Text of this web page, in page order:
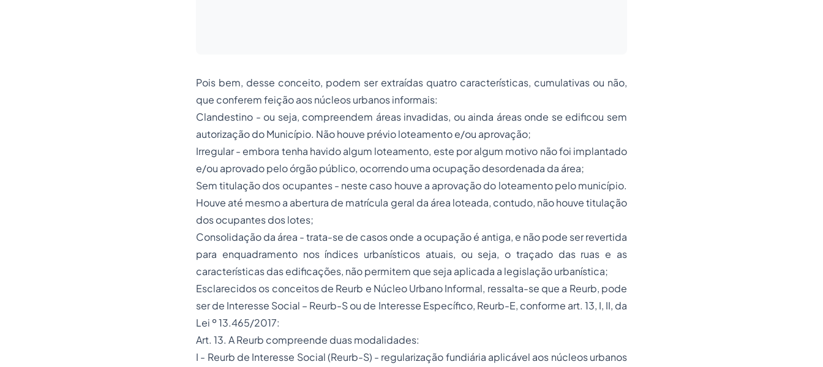
Pois bem, desse conceito, podem ser extraídas quatro características, cumulativas ou não,
que conferem feição aos núcleos urbanos informais:
Clandestino - ou seja, compreendem áreas invadidas, ou ainda áreas onde se edificou sem
autorização do Município. Não houve prévio loteamento e/ou aprovação;
Irregular - embora tenha havido algum loteamento, este por algum motivo não foi implantado
e/ou aprovado pelo órgão público, ocorrendo uma ocupação desordenada da área;
Sem titulação dos ocupantes - neste caso houve a aprovação do loteamento pelo município.
Houve até mesmo a abertura de matrícula geral da área loteada, contudo, não houve titulação
dos ocupantes dos lotes;
Consolidação da área - trata-se de casos onde a ocupação é antiga, e não pode ser revertida
para enquadramento nos índices urbanísticos atuais, ou seja, o traçado das ruas e as
características das edificações, não permitem que seja aplicada a legislação urbanística;
Esclarecidos os conceitos de Reurb e Núcleo Urbano Informal, ressalta-se que a Reurb, pode
ser de Interesse Social – Reurb-S ou de Interesse Específico, Reurb-E, conforme art. 13, I, II, da
Lei º 13.465/2017:
Art. 13. A Reurb compreende duas modalidades:
I - Reurb de Interesse Social (Reurb-S) - regularização fundiária aplicável aos núcleos urbanos